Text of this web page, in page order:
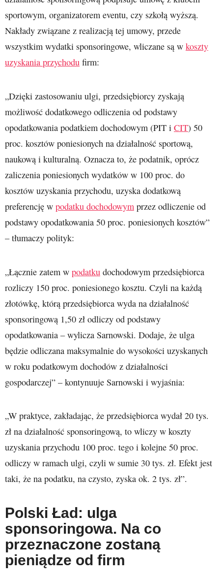
sportowym, organizatorem eventu, czy szkołą wyższą.
Nakłady związane z realizacją tej umowy, przede
wszystkim wydatki sponsoringowe, wliczane są w koszty
uzyskania przychodu firm:
„Dzięki zastosowaniu ulgi, przedsiębiorcy zyskają
możliwość dodatkowego odliczenia od podstawy
opodatkowania podatkiem dochodowym (PIT i CIT) 50
proc. kosztów poniesionych na działalność sportową,
naukową i kulturalną. Oznacza to, że podatnik, oprócz
zaliczenia poniesionych wydatków w 100 proc. do
kosztów uzyskania przychodu, uzyska dodatkową
preferencję w podatku dochodowym przez odliczenie od
podstawy opodatkowania 50 proc. poniesionych kosztów”
– tłumaczy polityk:
„Łącznie zatem w podatku dochodowym przedsiębiorca
rozliczy 150 proc. poniesionego kosztu. Czyli na każdą
złotówkę, którą przedsiębiorca wyda na działalność
sponsoringową 1,50 zł odliczy od podstawy
opodatkowania – wylicza Sarnowski. Dodaje, że ulga
będzie odliczana maksymalnie do wysokości uzyskanych
w roku podatkowym dochodów z działalności
gospodarczej” – kontynuuje Sarnowski i wyjaśnia:
„W praktyce, zakładając, że przedsiębiorca wydał 20 tys.
zł na działalność sponsoringową, to wliczy w koszty
uzyskania przychodu 100 proc. tego i kolejne 50 proc.
odliczy w ramach ulgi, czyli w sumie 30 tys. zł. Efekt jest
taki, że na podatku, na czysto, zyska ok. 2 tys. zł”.
Polski Ład: ulga
sponsoringowa. Na co
przeznaczone zostaną
pieniądze od firm